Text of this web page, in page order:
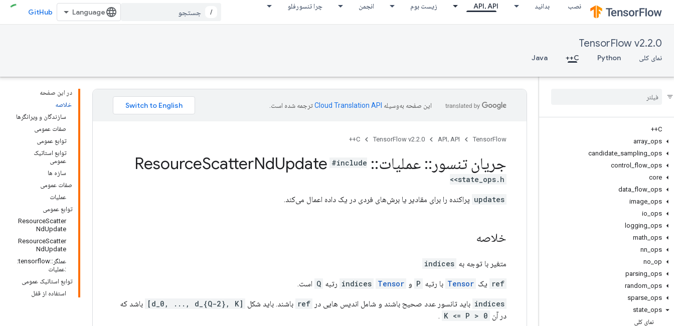
نصب بدانید API، API زیست بوم انجمن چرا تنسورفلو
/
GitHub
TensorFlow v2.2.0
نمای کلی Python
C++
Java
C++
array ops
candidate sampling ops
control
flow ops
core
data flow ops
image ops
io ops
logging ops
math ops
nn ops
no op
parsing ops
random ops
sparse ops
state ops
نمای کلی
در این صفحه
خلاصه
سازندگان و ویرانگرها
صفات عمومی
توابع عمومی
توابع استاتیک
عمومی
سازه ها
صفات عمومی
عملیات
توابع عمومی
ResourceScatter
NdUpdate
ResourceScatter
NdUpdate
عملگر::tensorflow:
:عملیات
توابع استاتیک عمومی
استفاده از قفل
این صفحه به‌وسیله ترجمه شده است.
TensorFlow API، API TensorFlow v2.2.0
C++
جریان تنسور :: عملیات::
ScatterNdUpdate #include
<state_ops.h>
updates پراکنده را برای مقادیر یا برش‌های فردی در یک داده اعمال می‌کند.
خلاصه
متغیر با توجه به indices
ref یک Tensor با رتبه P و indices Tensor رتبه Q است.
indices باید تانسور عدد صحیح باشند و شامل اندیس هایی در ref باشند. باید شکل [d_0, ..., d_{Q-2}, K]
باشد که
در آن 0 < K <= P
.